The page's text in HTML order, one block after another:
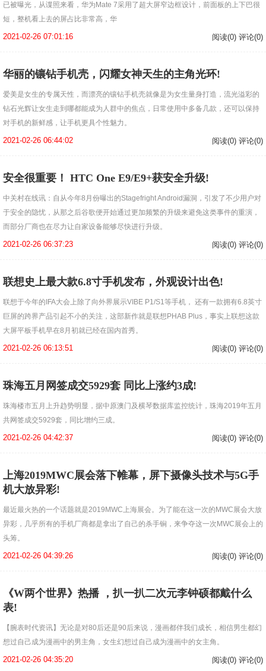
已被曝光，从谍照来看，华为Mate 7采用了超大屏窄边框设计，前面板的上下巴很
短，整机看上去的屏占比非常高，华
2021-02-26 07:01:16 阅读(0) 评论(0)
华丽的镶钻手机壳，闪耀女神天生的主角光环!
爱美是女生的专属天性，而漂亮的镶钻手机壳就像是为女生量身打造，流光溢彩的
钻石光辉让女生走到哪都能成为人群中的焦点，日常使用中多备几款，还可以保持
对手机的新鲜感，让手机更具个性魅力。
2021-02-26 06:44:02 阅读(0) 评论(0)
安全很重要！ HTC One E9/E9+获安全升级!
中关村在线讯：自从今年8月份曝出的Stagefright Android漏洞，引发了不少用户对
于安全的隐忧，从那之后谷歌便开始通过更加频繁的升级来避免这类事件的重演，
而部分厂商也在尽力让自家设备能够尽快进行升级。
2021-02-26 06:37:23 阅读(0) 评论(0)
联想史上最大款6.8寸手机发布，外观设计出色!
联想于今年的IFA大会上除了向外界展示VIBE P1/S1等手机， 还有一款拥有6.8英寸
巨屏的跨界产品引起不小的关注，这部新作就是联想PHAB Plus，事实上联想这款
大屏平板手机早在8月初就已经在国内首秀。
2021-02-26 06:13:51 阅读(0) 评论(0)
珠海五月网签成交5929套 同比上涨约3成!
珠海楼市五月上升趋势明显，据中原澳门及横琴数据库监控统计，珠海2019年五月
共网签成交5929套，同比增约三成。
2021-02-26 04:42:37 阅读(0) 评论(0)
上海2019MWC展会落下帷幕，屏下摄像头技术与5G手
机大放异彩!
最近最火热的一个话题就是2019MWC上海展会。为了能在这一次的MWC展会大放
异彩，几乎所有的手机厂商都是拿出了自己的杀手锏，来争夺这一次MWC展会上的
头筹。
2021-02-26 04:39:26 阅读(0) 评论(0)
《W两个世界》热播 ，扒一扒二次元李钟硕都戴什么
表!
【腕表时代资讯】无论是对80后还是90后来说，漫画都伴我们成长，相信男生都幻
想过自己成为漫画中的男主角，女生幻想过自己成为漫画中的女主角。
2021-02-26 04:35:20 阅读(0) 评论(0)